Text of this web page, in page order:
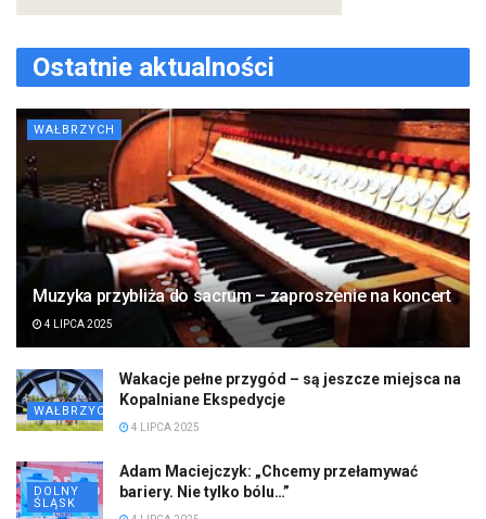
Ostatnie aktualności
WAŁBRZYCH
Muzyka przybliża do sacrum – zaproszenie na koncert
4 LIPCA 2025
WAŁBRZYCH
Wakacje pełne przygód – są jeszcze miejsca na
Kopalniane Ekspedycje
4 LIPCA 2025
DOLNY
ŚLĄSK
Adam Maciejczyk: „Chcemy przełamywać
bariery. Nie tylko bólu…”